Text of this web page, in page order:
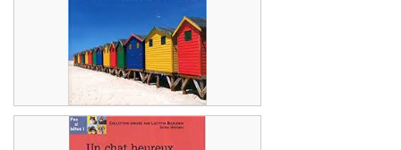
Les meilleurs destinations du monde entier
...pour des idées voyages originales,
naturels ou culturelles.